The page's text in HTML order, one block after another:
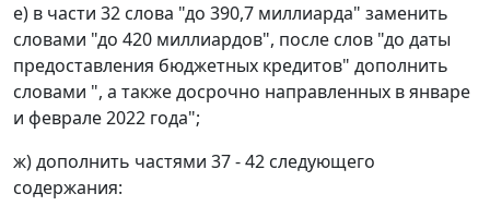
е) в части 32 слова "до 390,7 миллиарда" заменить
словами "до 420 миллиардов", после слов "до даты
предоставления бюджетных кредитов" дополнить
словами ", а также досрочно направленных в январе
и феврале 2022 года";
ж) дополнить частями 37 - 42 следующего
содержания: